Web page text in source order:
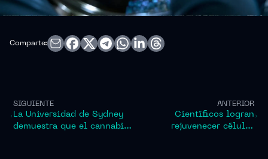
Comparte:
SIGUIENTE
La Universidad de Sydney
demuestra que el cannabis
ANTERIOR
Científicos logran
rejuvenecer células